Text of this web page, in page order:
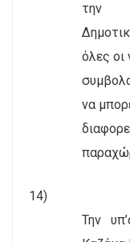
την
όλες οι
να
14)
Την